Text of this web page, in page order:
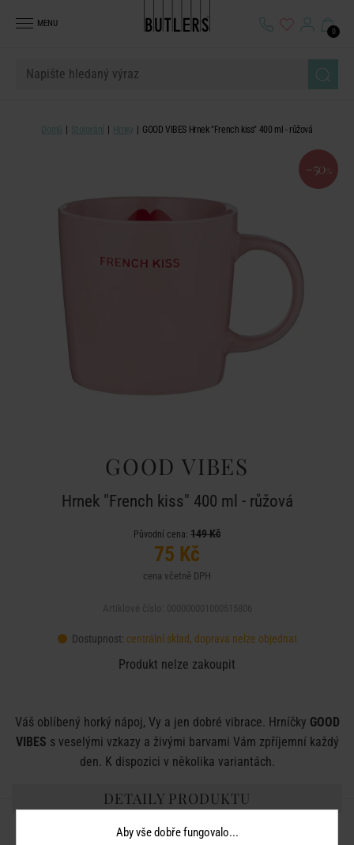
MENU
0
Domů Stolování Hrnky GOOD VIBES Hrnek "French kiss" 400 ml - růžová
-50 %
GOOD VIBES
Hrnek "French kiss" 400 ml - růžová
Původní cena: 149 Kč
75 Kč
cena včetně DPH
Dostupnost: centrální sklad, doprava nelze objednat
Produkt nelze zakoupit
Váš oblíbený horký nápoj, Vy a jen dobré vibrace. Hrníčky GOOD
VIBES s veselými vzkazy a živými barvami Vám zpříjemní každý
den. K dispozici v několika variantách.
DETAILY PRODUKTU
Rozměry:D 9 x Š 13 x V 9 cm
Aby vše dobře fungovalo...